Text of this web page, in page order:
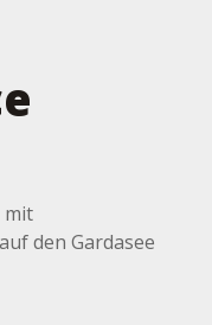
mit
den Gardasee